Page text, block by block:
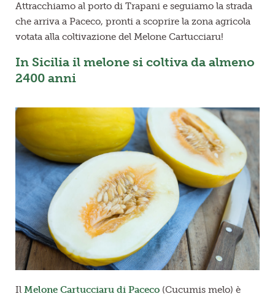
Attracchiamo al porto di Trapani e seguiamo la strada
che arriva a Paceco, pronti a scoprire la zona agricola
votata alla coltivazione del Melone Cartucciaru!
In Sicilia il melone si coltiva da almeno
2400 anni
Il Melone Cartucciaru di Paceco (Cucumis melo) è